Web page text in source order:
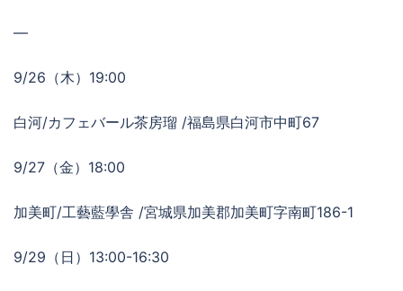
—
9/26（木）19:00
白河/カフェバール茶房瑠 /福島県白河市中町67
9/27（金）18:00
加美町/工藝藍學舎 /宮城県加美郡加美町字南町186-1
9/29（日）13:00-16:30